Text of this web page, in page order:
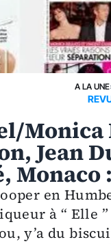
A LA UNE
Jean
Monaco
en
à “ Elle
y’a du